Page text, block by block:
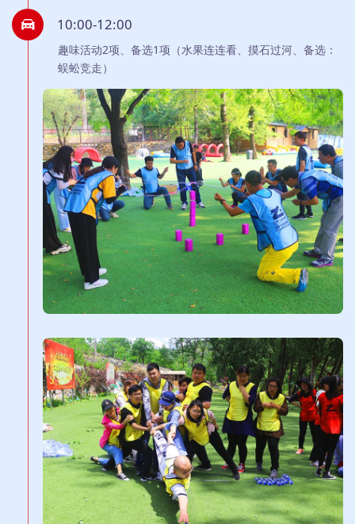
10:00-12:00
趣味活动2项、备选1项（水果连连看、摸石过河、备选：
蜈蚣竞走）